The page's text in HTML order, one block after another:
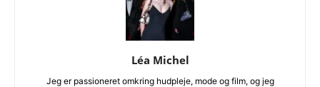
Léa Michel
Jeg er passioneret omkring hudpleje, mode og film, og jeg